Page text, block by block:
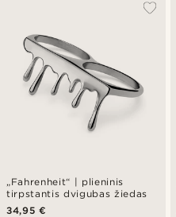
„Fahrenheit“ | plieninis
tirpstantis dvigubas žiedas
34,95 €